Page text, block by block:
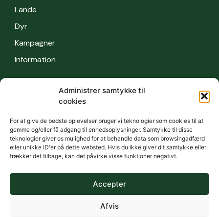
Administrer samtykke til
cookies
For at give de bedste oplevelser bruger vi teknologier som cookies til at
gemme og/eller få adgang til enhedsoplysninger. Samtykke til disse
teknologier giver os mulighed for at behandle data som browsingadfærd
eller unikke ID'er på dette websted. Hvis du ikke giver dit samtykke eller
trækker det tilbage, kan det påvirke visse funktioner negativt.
Accepter
Afvis
Lande
Dyr
Kampagner
Information
Information
OFTE STILLEDE SPØRGSMÅL
Kontakt
Privatlivets fred